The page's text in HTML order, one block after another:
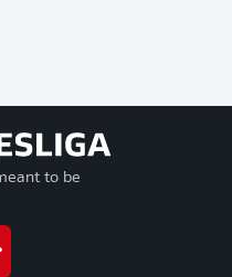
to be